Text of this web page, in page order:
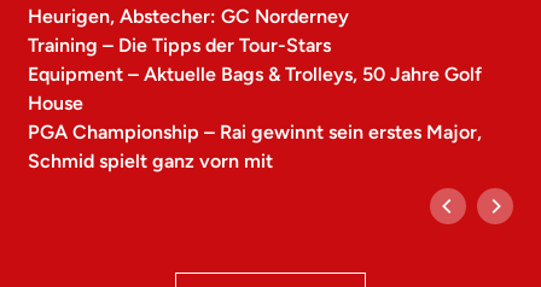
Heurigen, Abstecher: GC Norderney
Training – Die Tipps der Tour-Stars
Equipment – Aktuelle Bags & Trolleys, 50 Jahre Golf
House
PGA Championship – Rai gewinnt sein erstes Major,
Schmid spielt ganz vorn mit